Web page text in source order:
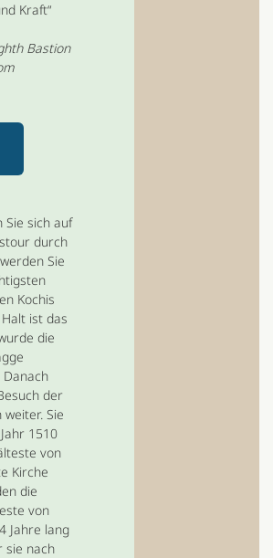
Kraft“
Bastion
Sie sich auf
durch
Sie
Kochis
ist das
die
der
Sie
1510
von
Kirche
die
von
Jahre lang
sie nach